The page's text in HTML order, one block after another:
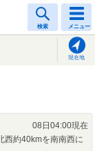
検索 メニュー
現在地
08日04:00現在
西約40kmを南南西に